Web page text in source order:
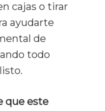
cajas o tirar
ayudarte
de
todo
que este